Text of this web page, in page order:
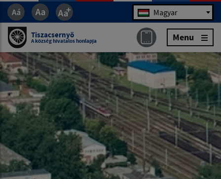
Jazyk Magyar
Tiszacsernyö
A község hivatalos honlapja Menu